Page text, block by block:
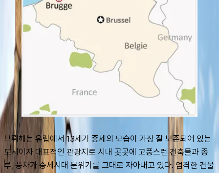
브뤼헤는 유럽에서 13세기 중세의 모습이 가장 잘 보존되어 있는
도시이자 대표적인 관광지로 시내 곳곳에 고풍스런 건축물과 종
루, 풍차가 중세시대 분위기를 그대로 자아내고 있다. 엄격한 건물